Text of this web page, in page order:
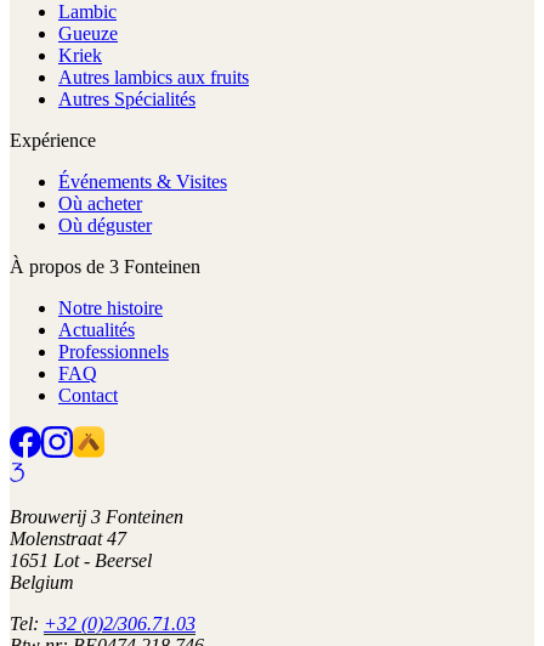
Lambic
Gueuze
Kriek
Autres lambics aux fruits
Autres Spécialités
Expérience
Événements & Visites
Où acheter
Où déguster
À propos de 3 Fonteinen
Notre histoire
Actualités
Professionnels
FAQ
Contact
Brouwerij 3 Fonteinen
Molenstraat 47
1651 Lot - Beersel
Belgium
Tel: +32 (0)2/306.71.03